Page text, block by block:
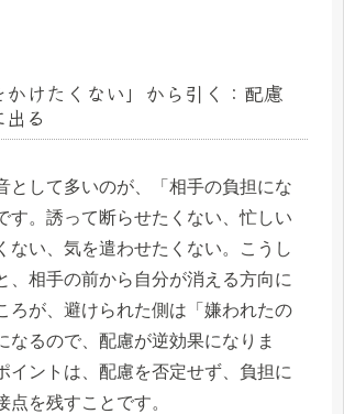
かけたくない」から引く：配慮
る
として多いのが、「相手の負担にな
す。誘って断らせたくない、忙しい
ない、気を遣わせたくない。こうし
、相手の前から自分が消える方向に
ろが、避けられた側は「嫌われたの
なるので、配慮が逆効果になりま
イントは、配慮を否定せず、負担に
点を残すことです。